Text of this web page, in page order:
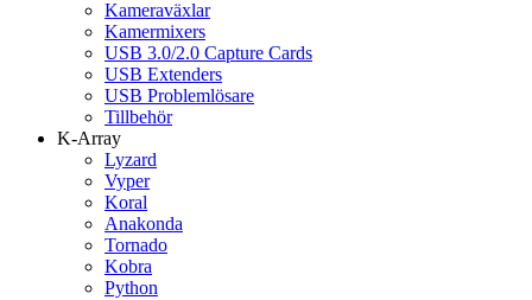
Kameraväxlar
Kamermixers
USB 3.0/2.0 Capture Cards
USB Extenders
USB Problemlösare
Tillbehör
K-Array
Lyzard
Vyper
Koral
Anakonda
Tornado
Kobra
Python